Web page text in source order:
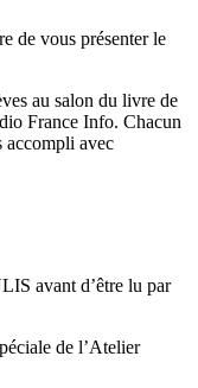
de vous présenter le
au salon du livre de
France Info. Chacun
accompli avec
avant d’être lu par
de l’Atelier